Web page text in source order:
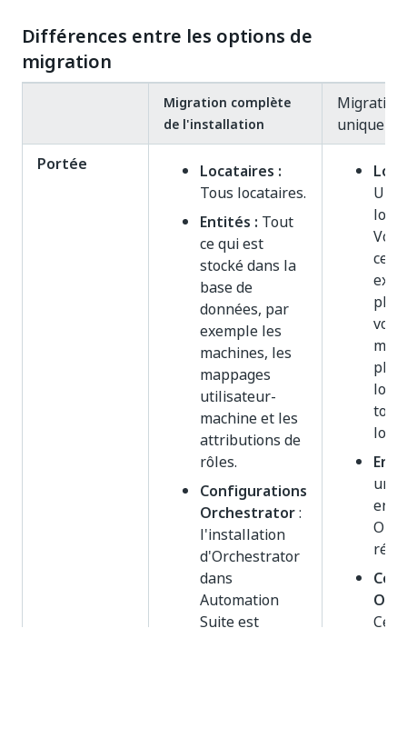
Différences entre les options de
migration
Migration complète
de l'installation
Migration
unique
Portée
Locataires :
Tous locataires.
Entités : Tout
ce qui est
stocké dans la
base de
données, par
exemple les
machines, les
mappages
utilisateur-
machine et les
attributions de
rôles.
Configurations
Orchestrator:
l'installation
d'Orchestrator
dans
Automation
Suite est